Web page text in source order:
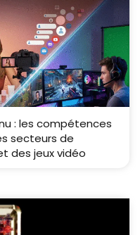
: les compétences
secteurs de
des jeux vidéo